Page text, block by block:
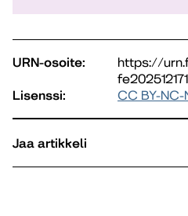
URN-osoite:
https://
Lisenssi:
CC BY-NC-
Jaa artikkeli